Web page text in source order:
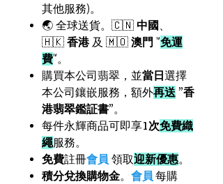
其他服務)。
🌏 全球送貨。🇨🇳 中國 、
🇭🇰 香港及 🇲🇴 澳門 "免運
費"。
購買本公司翡翠，並當日 選擇
本公司鑲嵌服務，額外再送 ”香
港翡翠鑑証書”。
每件永輝商品可即享1次免費織
繩服務。
免費註冊會員 領取迎新優惠。
積分兌換購物金。 會員 每購